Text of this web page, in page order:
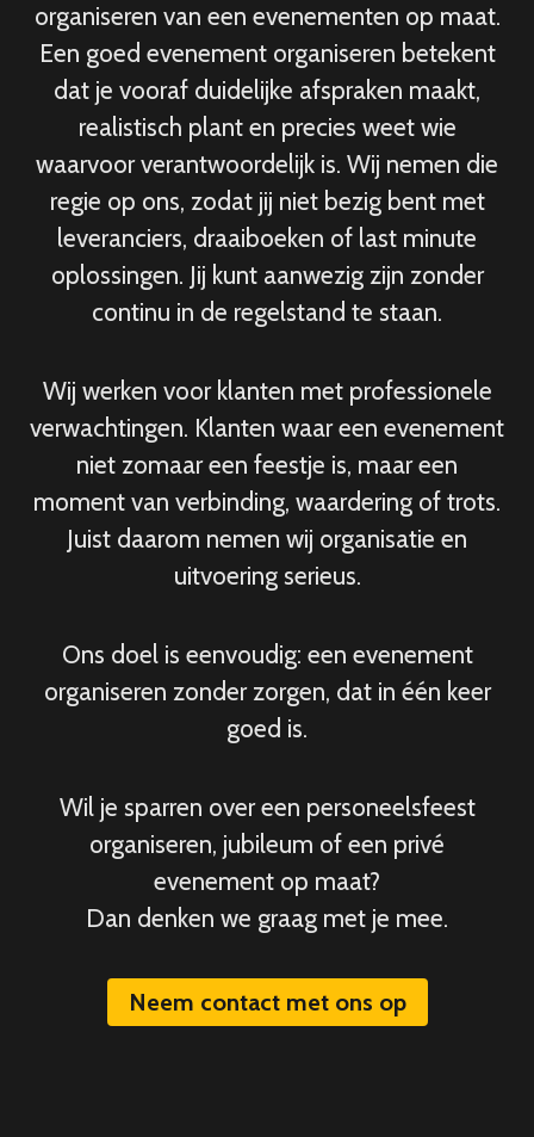
organiseren van een evenementen op maat.
Een goed evenement organiseren betekent
dat je vooraf duidelijke afspraken maakt,
realistisch plant en precies weet wie
waarvoor verantwoordelijk is. Wij nemen die
regie op ons, zodat jij niet bezig bent met
leveranciers, draaiboeken of last minute
oplossingen. Jij kunt aanwezig zijn zonder
continu in de regelstand te staan.
Wij werken voor klanten met professionele
verwachtingen. Klanten waar een evenement
niet zomaar een feestje is, maar een
moment van verbinding, waardering of trots.
Juist daarom nemen wij organisatie en
uitvoering serieus.
Ons doel is eenvoudig: een evenement
organiseren zonder zorgen, dat in één keer
goed is.
Wil je sparren over een personeelsfeest
organiseren, jubileum of een privé
evenement op maat?
Dan denken we graag met je mee.
Neem contact met ons op